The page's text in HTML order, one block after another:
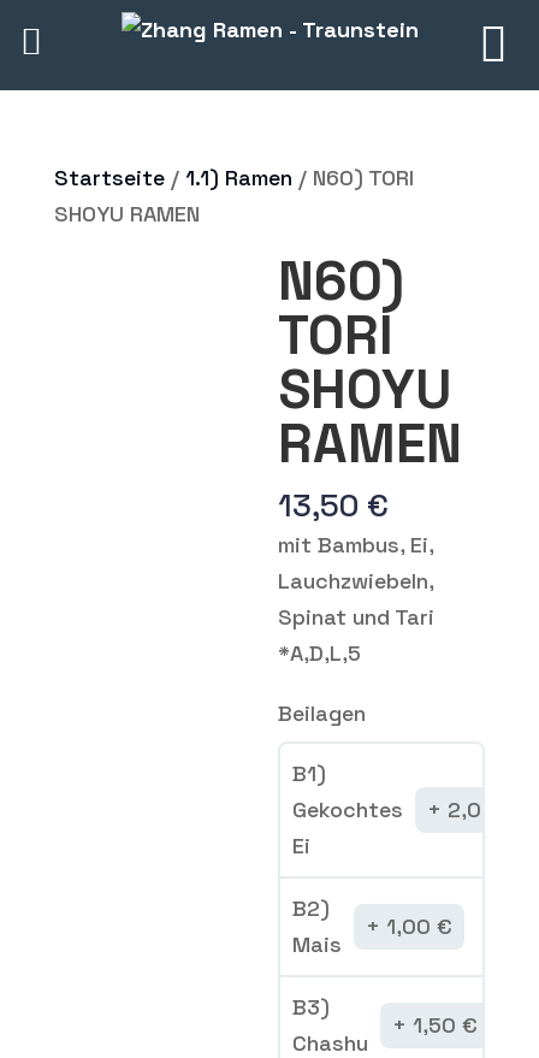
Startseite/ 1.1) Ramen / N60) TORI
SHOYU RAMEN
N60)
TORI
SHOYU
RAMEN
13,50 €
mit Bambus, Ei,
Lauchzwiebeln,
Spinat und Tari
*A,D,L,5
Beilagen
B1)
Gekochtes
Ei
2,00
B2)
Mais
1,00€
B3)
Chashu
1,50€